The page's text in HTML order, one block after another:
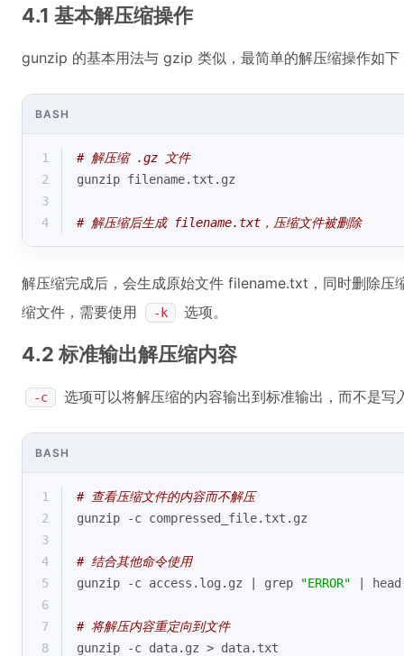
4.1 基本解压缩操作
gunzip 的基本用法与 gzip 类似，最简单的解压缩操作如下
BASH
1
# 解压缩 .gz 文件
2
gunzip filename.txt.gz
3
4
# 解压缩后生成 filename.txt，压缩文件被删除
解压缩完成后，会生成原始文件 filename.txt，同时删除
缩文件，需要使用
-k 选项。
4.2 标准输出解压缩内容
-c 选项可以将解压缩的内容输出到标准输出，而不是写
BASH
1
# 查看压缩文件的内容而不解压
2
gunzip -c compressed_file.txt.gz
3
4
# 结合其他命令使用
5
gunzip -c access.log.gz | grep "ERROR" |
6
7
# 将解压内容重定向到文件
8
gunzip -c data.gz > data.txt